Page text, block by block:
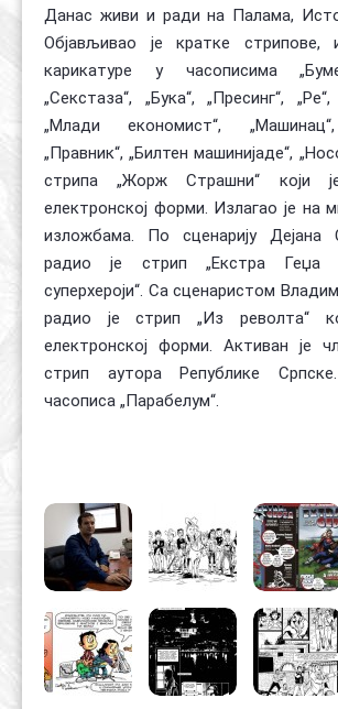
Данас живи и ради на Палама,
Објављивао је кратке стрипове,
карикатуре у часописима
„Секстаза“, „Бука“, „Пресинг“,
„Млади економист“,
„Правник“, „Билтен машинијаде“,
стрипа „Жорж Страшни“ који
електронској форми. Излагао је на
изложбама. По сценарију Дејана
радио је стрип „Екстра
суперхероји“. Са сценаристом
радио је стрип „Из револта“
електронској форми. Активан је
стрип аутора Републике
часописа „Парабелум“.